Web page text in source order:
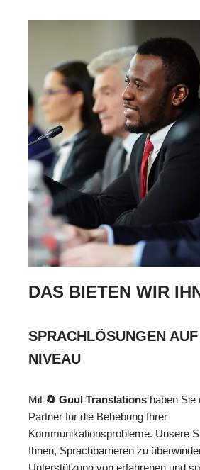
DAS BIETEN WIR
SPRACHLÖSUNGEN
NIVEAU
Mit 🔄 Guul Translations haben Sie
Partner für die Behebung Ihrer
Kommunikationsprobleme. Unsere
Ihnen, Sprachbarrieren zu
Unterstützung von erfahrenen und